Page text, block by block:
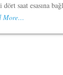
saat esasına
More…